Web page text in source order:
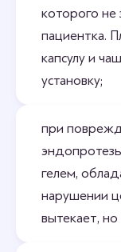
которого не
пациентка.
капсулу и
установку;
при
гелем,
нарушении
вытекает,